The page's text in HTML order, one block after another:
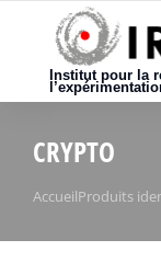
Institut pour la
CRYPTO
Vous êtes ici :
AccueilProduits